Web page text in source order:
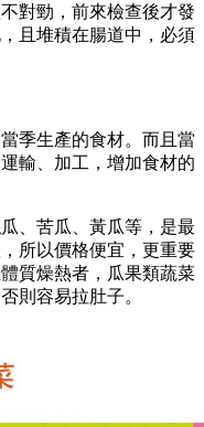
對勁，前來檢查後才發
且堆積在腸道中，必須
季生產的食材。而且當
輸、加工，增加食材的
、苦瓜、黃瓜等，是最
所以價格便宜，更重要
質燥熱者，瓜果類蔬菜
則容易拉肚子。